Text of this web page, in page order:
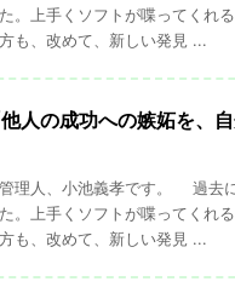
。上手くソフトが喋ってく
も、改めて、新しい発見 ...
人の成功への嫉妬を、
理人、小池義孝です。 過去
。上手くソフトが喋ってく
も、改めて、新しい発見 ...